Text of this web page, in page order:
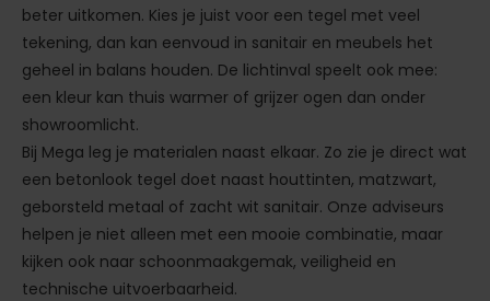
beter uitkomen. Kies je juist voor een tegel met veel
tekening, dan kan eenvoud in sanitair en meubels het
geheel in balans houden. De lichtinval speelt ook mee:
een kleur kan thuis warmer of grijzer ogen dan onder
showroomlicht.
Bij Mega leg je materialen naast elkaar. Zo zie je direct wat
een betonlook tegel doet naast houttinten, matzwart,
geborsteld metaal of zacht wit sanitair. Onze adviseurs
helpen je niet alleen met een mooie combinatie, maar
kijken ook naar schoonmaakgemak, veiligheid en
technische uitvoerbaarheid.